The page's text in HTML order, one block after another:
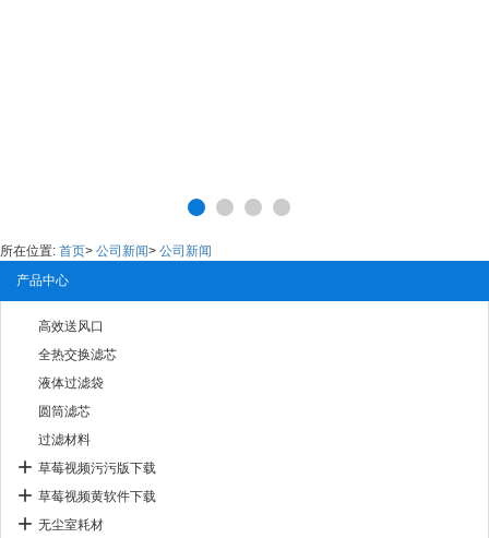
所在位置: 首页> 公司新闻> 公司新闻
产品中心
高效送风口
全热交换滤芯
液体过滤袋
圆筒滤芯
过滤材料
草莓视频污污版下载
草莓视频黄软件下载
无尘室耗材